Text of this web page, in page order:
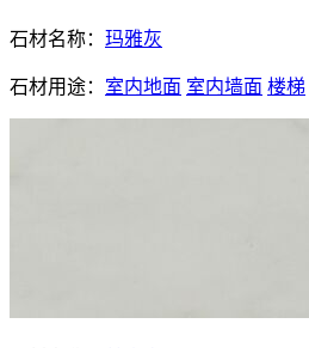
石材名称： 玛雅灰
石材用途： 室内地面 室内墙面 楼梯